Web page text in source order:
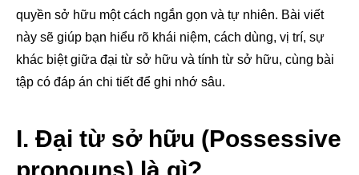
quyền sở hữu một cách ngắn gọn và tự nhiên. Bài viết
này sẽ giúp bạn hiểu rõ khái niệm, cách dùng, vị trí, sự
khác biệt giữa đại từ sở hữu và tính từ sở hữu, cùng bài
tập có đáp án chi tiết để ghi nhớ sâu.
I. Đại từ sở hữu (Possessive
pronouns) là gì?